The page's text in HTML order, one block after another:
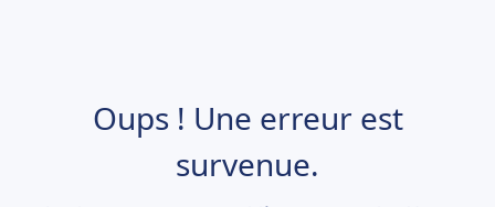
Oups ! Une erreur est
survenue.